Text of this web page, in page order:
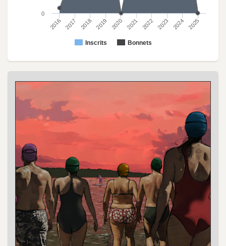
Inscrits Bonnets
2016 2017 2018 2019 2020 2021 2022 2023 2024 2025
0